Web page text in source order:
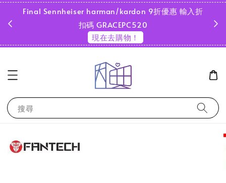
Final Sennheiser harman/kardon 9折優惠 輸入折
扣碼 GRACEPC520
現在去購物！
搜尋